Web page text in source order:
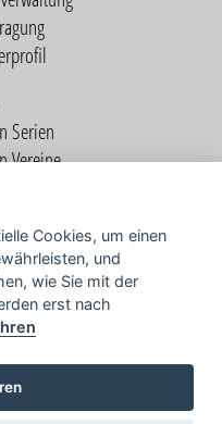
Serien
Vereine
TV
Cookies, um einen
und
wie Sie mit der
erst nach